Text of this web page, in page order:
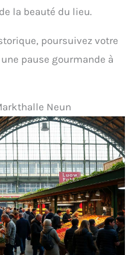
la beauté du lieu.
poursuivez votre
pause gourmande à
Neun